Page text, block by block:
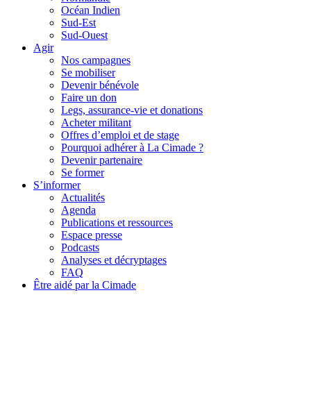
Océan Indien
Sud-Est
Sud-Ouest
Agir
Nos campagnes
Se mobiliser
Devenir bénévole
Faire un don
Legs, assurance-vie et donations
Acheter militant
Offres d’emploi et de stage
Pourquoi adhérer à La Cimade ?
Devenir partenaire
Se former
S’informer
Actualités
Agenda
Publications et ressources
Espace presse
Podcasts
Analyses et décryptages
FAQ
Être aidé par la Cimade